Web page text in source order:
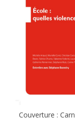
Couverture :